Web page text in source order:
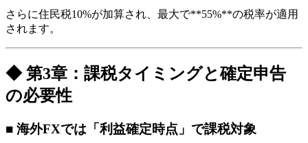
さらに住民税10%が加算され、最大で**55%**の税率が適用
されます。
◆ 第3章：課税タイミングと確定申告
の必要性
■ 海外FXでは「利益確定時点」で課税対象